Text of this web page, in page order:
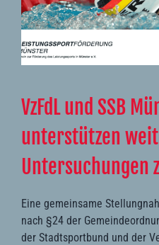
VzFdL und SSB
unterstützen
Untersuchungen
Eine gemeinsame
nach §24 der
der Stadtsportbund und der